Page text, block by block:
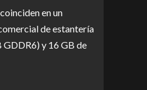
en un
de estantería
y 16 GB de